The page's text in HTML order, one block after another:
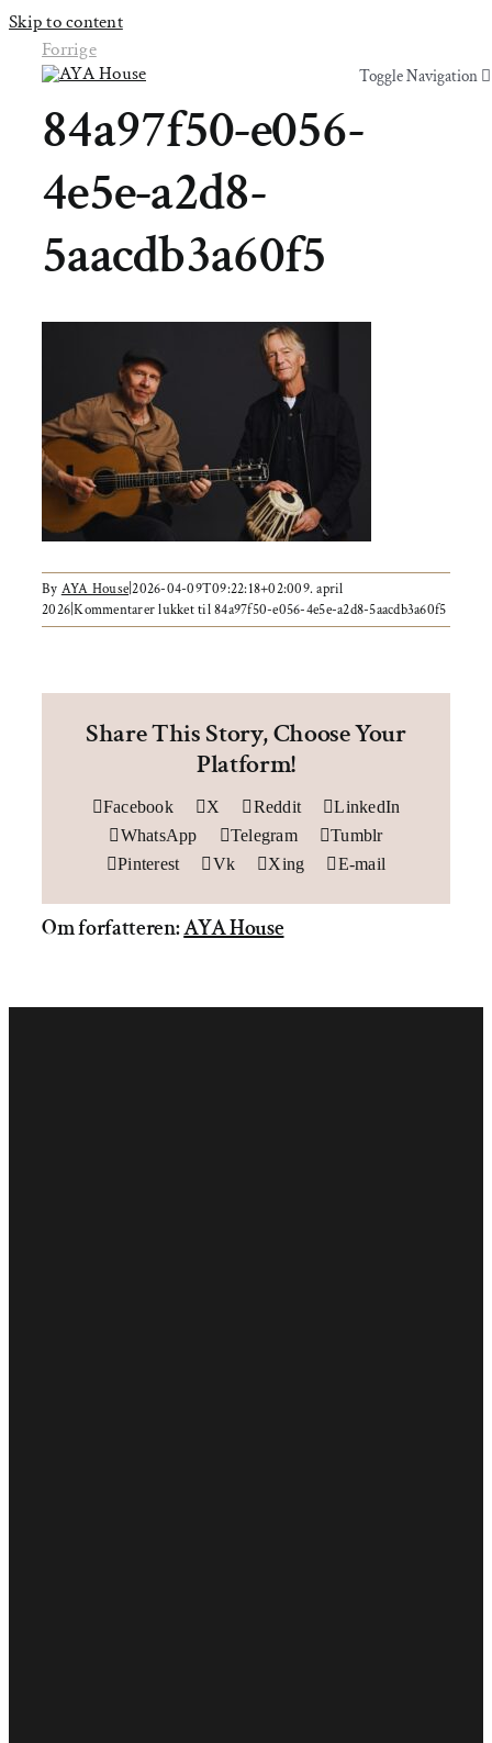
Skip to content
Toggle Navigation
Yoga & Bevægelse
Behandling
Events
Lokaler
Om AYA House
Toggle Navigation
Yoga & Bevægelse
Behandling
Uddannelser & kurser
Lokaler
Om AYA House
Forrige
84a97f50-e056-
4e5e-a2d8-
5aacdb3a60f5
By AYA House|2026-04-09T09:22:18+02:009. april
2026|Kommentarer lukkettil 84a97f50-e056-4e5e-a2d8-5aacdb3a60f5
Share This Story, Choose Your
Platform!
Facebook X Reddit
LinkedIn
WhatsApp
Telegram
Tumblr
Pinterest
Vk Xing E-mail
Om forfatteren:AYA House